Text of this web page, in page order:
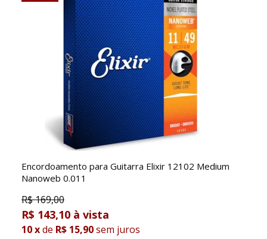
Encordoamento para Guitarra Elixir 12102 Medium
Nanoweb 0.011
R$169,00
R$ 143,10
10xde R$ 15,90sem juros